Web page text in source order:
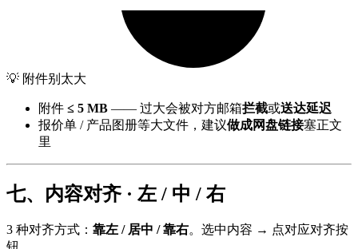
💡 附件别太大
附件 ≤ 5 MB —— 过大会被对方邮箱拦截或送达延迟
报价单 / 产品图册等大文件，建议做成网盘链接塞正文
里
七、内容对齐 · 左 / 中 / 右
3 种对齐方式： 靠左 / 居中 / 靠右。选中内容 → 点对应对齐按